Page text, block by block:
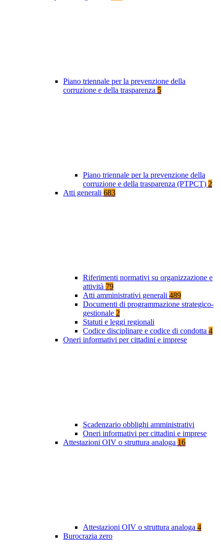
Piano triennale per la prevenzione della
corruzione e della trasparenza 5
Piano triennale per la prevenzione della
corruzione e della trasparenza (PTPCT) 2
Atti generali 683
Riferimenti normativi su organizzazione e
attività 79
Atti amministrativi generali 489
Documenti di programmazione strategico-
gestionale 2
Statuti e leggi regionali
Codice disciplinare e codice di condotta 4
Oneri informativi per cittadini e imprese
Scadenzario obblighi amministrativi
Oneri informativi per cittadini e imprese
Attestazioni OIV o struttura analoga 16
Attestazioni OIV o struttura analoga 4
Burocrazia zero